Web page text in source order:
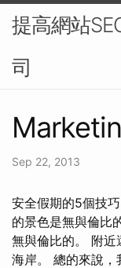
提高網站
司
Sep 22, 2013
安全假期的5個技
的景色是無與倫比
無與倫比的。 附
海岸。 總的來說，